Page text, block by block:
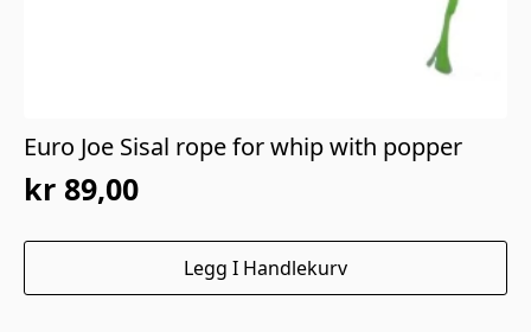
Euro Joe Sisal rope for whip with popper
kr 89,00
Legg I Handlekurv